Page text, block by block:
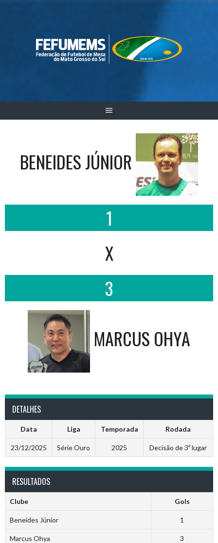
BENEIDES JÚNIOR
1
X
3
MARCUS OHYA
DETALHES
Data Liga Temporada Rodada
23/12/2025 Série Ouro 2025 Decisão de 3º lugar
RESULTADOS
Clube Gols
Beneides Júnior 1
Marcus Ohya 3